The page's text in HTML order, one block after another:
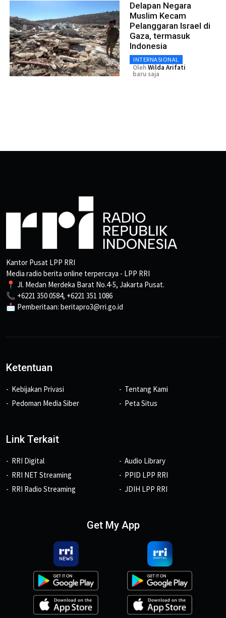
Delapan Negara
Muslim Kecam
Pelanggaran Israel di
Gaza, termasuk
Indonesia
INTERNASIONAL
OlehWilda Arifati
baru saja
Kantor Pusat LPP RRI
Media radio berita online terpercaya - LPP RRI
📍 Jl. Medan Merdeka Barat No.4-5, Jakarta Pusat.
📞 +6221 350 0584, +6221 351 1086
📩 Pemberitaan: beritapro3@rri.go.id
Ketentuan
Kebijakan Privasi
Pedoman Media Siber
Tentang Kami
Peta Situs
Link Terkait
RRI Digital
RRI NET Streaming
RRI Radio Streaming
Audio Library
PPID LPP RRI
JDIH LPP RRI
Get My App